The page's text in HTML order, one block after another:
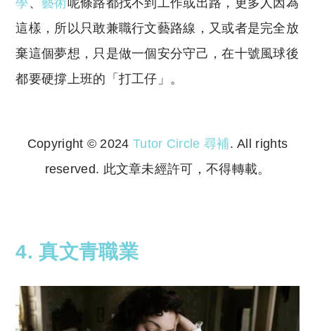
學 、藝術呢條路都找不到工作或出路，更多人因為
這樣，所以只敢兼職行文藝路線，又或者是完全放
棄這個夢想，只是做一個安分守己，在十號風球後
都要硬撐上班的「打工仔」。
Copyright © 2024 Tutor Circle 尋補. All rights
reserved. 此文章未經許可，不得轉載。
4. 真文青職業